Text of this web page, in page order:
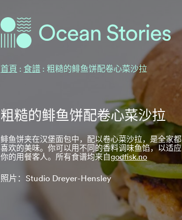
海洋故事
首頁 : 食譜 : 粗糙的鲱鱼饼配卷心菜沙拉
粗糙的鲱鱼饼配卷心菜沙拉
鲱鱼饼夹在汉堡面包中，配以卷心菜沙拉，是全家都
喜欢的美味。你可以用不同的香料调味鱼馅，以适应
你的用餐客人。所有食谱均来自godfisk.no
照片：Studio Dreyer-Hensley